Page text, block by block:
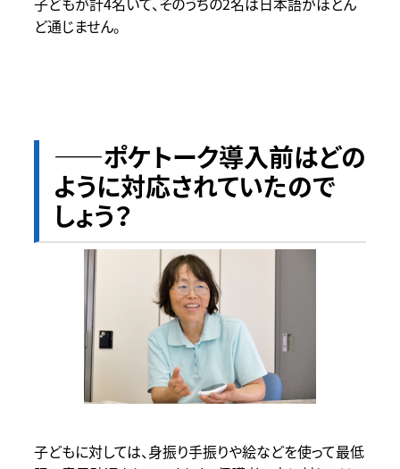
ど通じません。
――ポケトーク導入前はどの
ように対応されていたので
しょう？
子どもに対しては、身振り手振りや絵などを使って最低